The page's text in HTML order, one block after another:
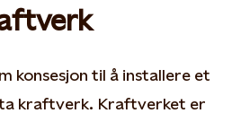
konsesjon til å installere et
kraftverk. Kraftverket er